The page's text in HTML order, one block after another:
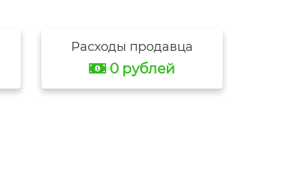
Расходы продавца
0 рублей